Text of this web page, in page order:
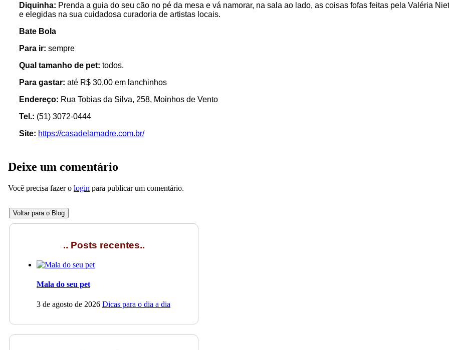
Diquinha: Prenda a guia do seu cão no pé da mesa e vá namorar, na sala ao lado, as coisas fofas feitas pela Valéria
e elegidas na sua cuidadosa curadoria de artistas locais.
Bate Bola
Para ir: sempre
Qual tamanho de pet: todos.
Para gastar: até R$ 30,00 em lanchinhos
Endereço: Rua Tobias da Silva, 258, Moinhos de Vento
Tel.: (51) 3072-0444
Site: https://casadelamadre.com.br/
Deixe um comentário
Você precisa fazer o login para publicar um comentário.
Voltar para o Blog
.. Posts recentes..
Mala do seu pet
3 de agosto de 2026 Dicas para o dia a dia